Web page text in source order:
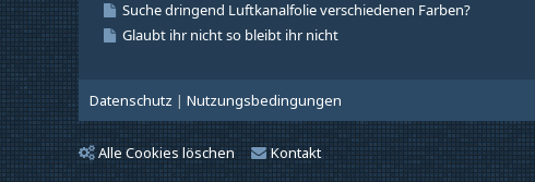
Datenschutz | Nutzungsbedingungen
Alle Cookies löschen Kontakt